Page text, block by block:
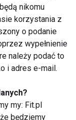
- zdrowy i
nikomu
korzystania z
o podanie
wypełnienie
należy podać to
i adres e-mail.
my: Fit.pl
będziemy